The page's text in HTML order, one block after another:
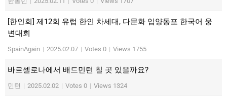
[한인회] 제12회 유럽 한인 차세대, 다문화 입양동포 한국어 웅
변대회
SpainAgain | 2025.02.07 | Votes 0 | Views 1755
바르셀로나에서 배드민턴 칠 곳 있을까요?
민턴 | 2025.02.02 | Votes 0 | Views 1324